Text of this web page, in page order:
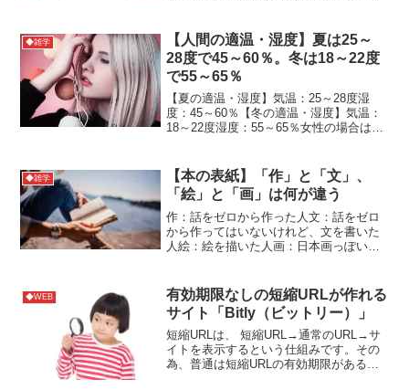
◆雑学
【人間の適温・湿度】夏は25～
28度で45～60％。冬は18～22度
で55～65％
【夏の適温・湿度】気温：25～28度湿
度：45～60％【冬の適温・湿度】気温：
18～22度湿度：55～65％女性の場合は、
◆雑学
【本の表紙】「作」と「文」、
「絵」と「画」は何が違う
作：話をゼロから作った人文：話をゼロ
から作ってはいないけれど、文を書いた
人絵：絵を描いた人画：日本画っぽい絵
◆WEB
有効期限なしの短縮URLが作れる
サイト「Bitly（ビットリー）」
短縮URLは、 短縮URL→通常のURL→サ
イトを表示するという仕組みです。その
為、普通は短縮URLの有効期限があるの